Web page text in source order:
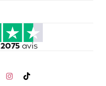
2075avis